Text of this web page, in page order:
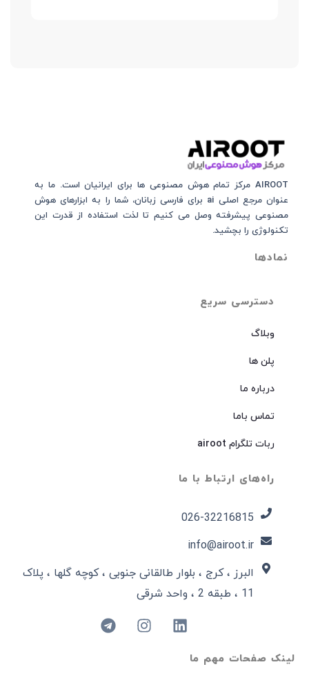
لینک صفحات مهم ما
دسترسی سریع
وبلاگ
پلن ها
درباره ما
تماس باما
ربات تلگرام airoot
راه‌های ارتباط با ما
026-32216815​
info@airoot.ir
البرز ، کرج ، بلوار طالقانی جنوبی ، کوچه گلها ، پلاک
11 ، طبقه 2 ، واحد شرقی
AIROOT مرکز تمام هوش مصنوعی‌‌‌ ها برای ایرانیان است. ما به
عنوان مرجع اصلی ai برای فارسی زبانان، شما را به ابزارهای هوش
مصنوعی پیشرفته وصل می کنیم تا لذت استفاده از قدرت این
تکنولوژی را بچشید.
نمادها